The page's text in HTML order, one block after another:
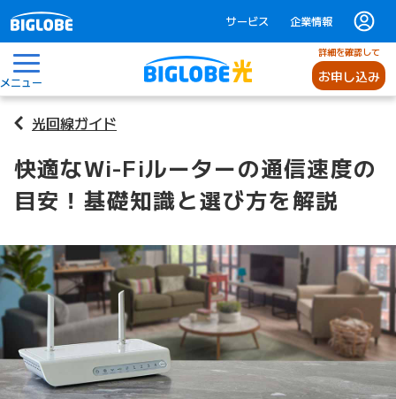
サービス 企業情報
メニュー
詳細を確認して
お申し込み
光回線ガイド
快適なWi-Fiルーターの通信速度の
目安！基礎知識と選び方を解説